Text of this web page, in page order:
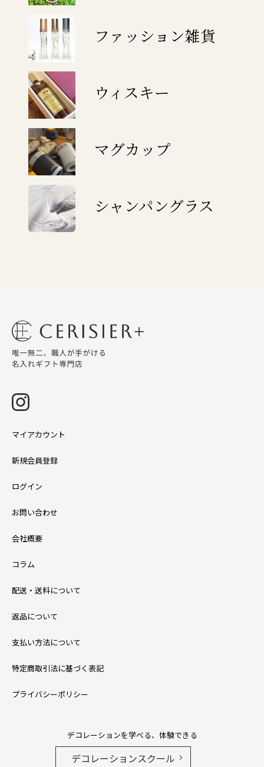
ファッション雑貨
ウィスキー
マグカップ
シャンパングラス
マイアカウント
新規会員登録
ログイン
お問い合わせ
会社概要
コラム
配送・送料について
返品について
支払い方法について
特定商取引法に基づく表記
プライバシーポリシー
デコレーションを学べる、体験できる
デコレーションスクール